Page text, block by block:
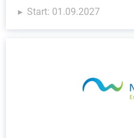
Start: 01.09.2027